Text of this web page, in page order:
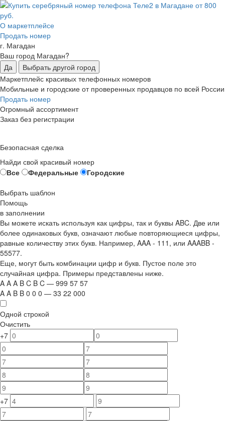
О маркетплейсе
Продать номер
г. Магадан
Ваш город Магадан?
Да
Выбрать другой город
Маркетплейс красивых телефонных номеров
Мобильные и городские от проверенных продавцов по всей России
Продать номер
Огромный ассортимент
Заказ без регистрации
Безопасная сделка
Найди свой красивый номер
Все
Федеральные
Городские
Выбрать шаблон
Помощь
в заполнении
Вы можете искать используя как цифры, так и буквы ABC. Две или
более одинаковых букв, означают любые повторяющиеся цифры,
равные количеству этих букв. Например, AAA - 111 , или AAABB -
55577.
Еще, могут быть комбинации цифр и букв. Пустое поле это
случайная цифра. Примеры представлены ниже.
A A A B C B C — 999 57 57
A A B B 0 0 0 — 33 22 000
Одной строкой
Очистить
+7
+7